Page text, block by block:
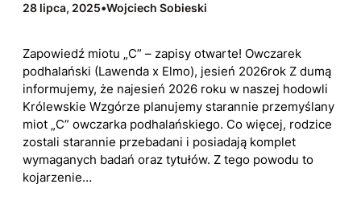
28 lipca, 2025•Wojciech Sobieski
Zapowiedź miotu „C” – zapisy otwarte! Owczarek
podhalański (Lawenda x Elmo), jesień 2026rok Z dumą
informujemy, że najesień 2026 roku w naszej hodowli
Królewskie Wzgórze planujemy starannie przemyślany
miot „C” owczarka podhalańskiego. Co więcej, rodzice
zostali starannie przebadani i posiadają komplet
wymaganych badań oraz tytułów. Z tego powodu to
kojarzenie…